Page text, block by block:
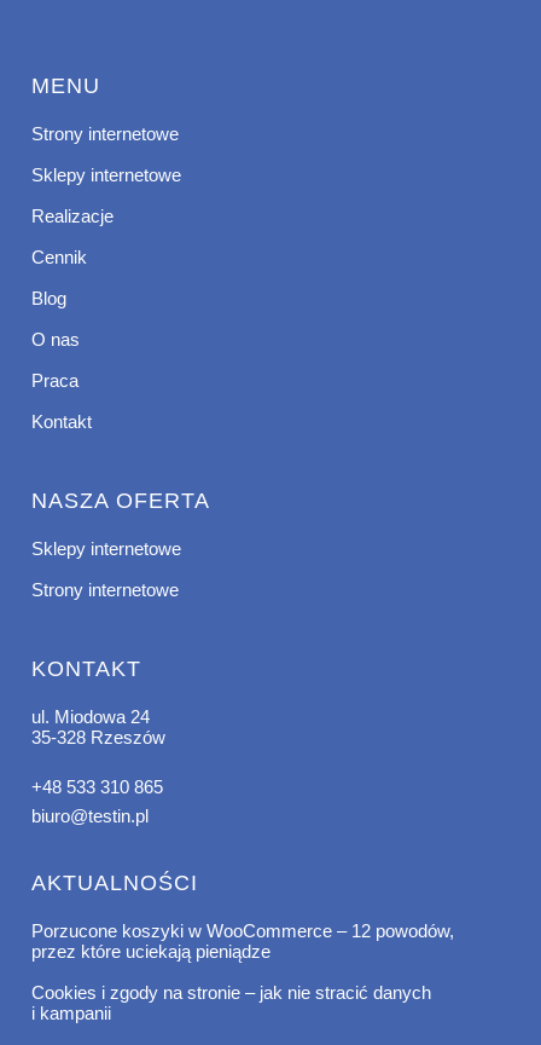
MENU
Strony internetowe
Sklepy internetowe
Realizacje
Cennik
Blog
O nas
Praca
Kontakt
NASZA OFERTA
Sklepy internetowe
Strony internetowe
KONTAKT
ul. Miodowa 24
35-328 Rzeszów
+48 533 310 865
biuro@testin.pl
AKTUALNOŚCI
Porzucone koszyki w WooCommerce – 12 powodów,
przez które uciekają pieniądze
Cookies i zgody na stronie – jak nie stracić danych
i kampanii